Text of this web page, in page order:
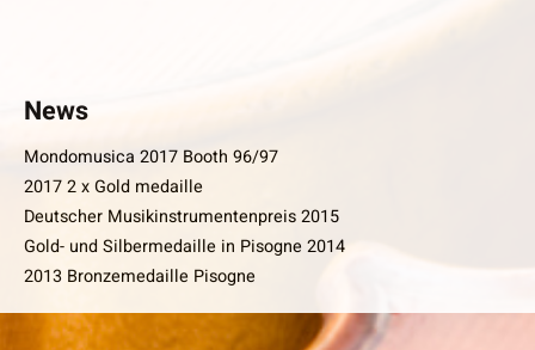
News
Mondomusica 2017 Booth 96/97
2017 2 x Gold medaille
Deutscher Musikinstrumentenpreis 2015
Gold- und Silbermedaille in Pisogne 2014
2013 Bronzemedaille Pisogne